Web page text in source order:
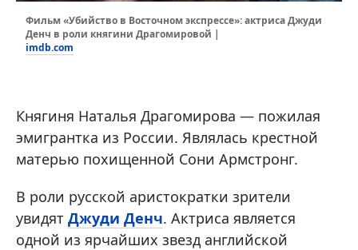
Фильм «Убийство в Восточном экспрессе»: актриса Джуди
Денч в роли княгини Драгомировой |
imdb.com
Княгиня Наталья Драгомирова — пожилая
эмигрантка из России. Являлась крестной
матерью похищенной Сони Армстронг.
В роли русской аристократки зрители
увидят Джуди Денч. Актриса является
одной из ярчайших звезд английской